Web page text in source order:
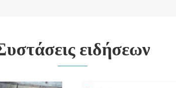
ειδήσεων